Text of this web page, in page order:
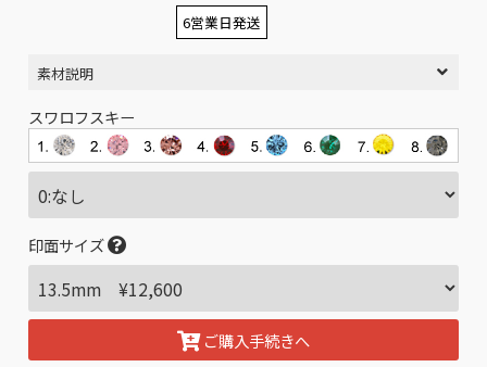
6営業日発送
素材説明
スワロフスキー
印面サイズ
ご購入手続きへ